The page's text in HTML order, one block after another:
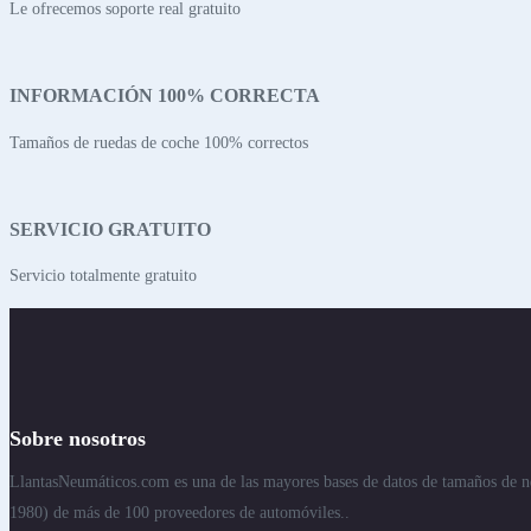
Le ofrecemos soporte real gratuito
INFORMACIÓN 100% CORRECTA
Tamaños de ruedas de coche 100% correctos
SERVICIO GRATUITO
Servicio totalmente gratuito
Sobre nosotros
LlantasNeumáticos.com es una de las mayores bases de datos de tamaños
1980) de más de 100 proveedores de automóviles..